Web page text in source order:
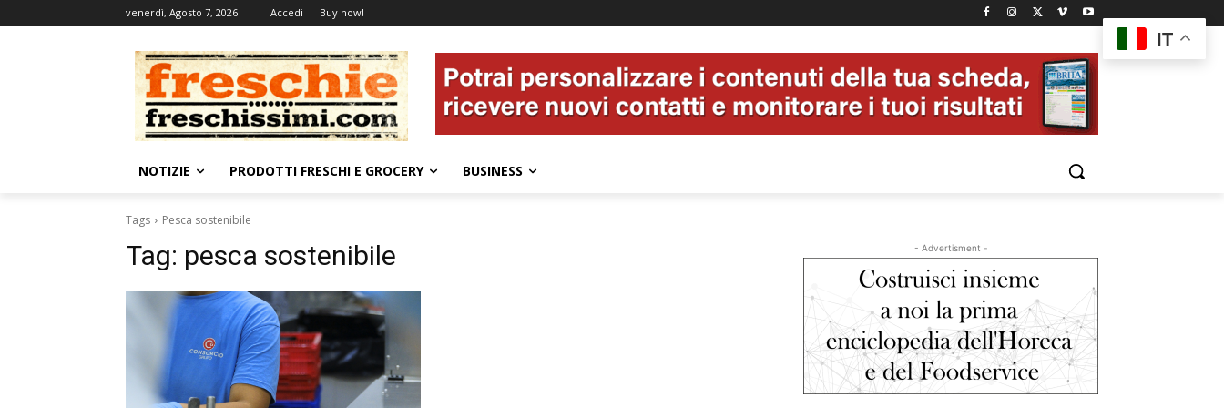
venerdì, Agosto 7, 2026 Accedi Buy now!
NOTIZIE PRODOTTI FRESCHI E GROCERY BUSINESS
Tags Pesca sostenibile
Tag: pesca sostenibile - Advertisment -
IT